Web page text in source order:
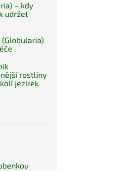
– kdy
udržet
rostliny
jezírek